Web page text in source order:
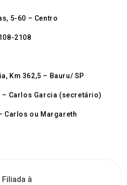
5-60 – Centro
2108
Km 362,5 – Bauru/ SP
– Carlos Garcia (secretário)
Carlos ou Margareth
Filiada à